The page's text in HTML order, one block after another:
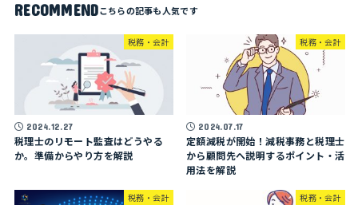
RECOMMEND
税務・会計
2024.12.27
税理士のリモート監査はどうやる
か。準備からやり方を解説
税務・会計
2024.07.17
定額減税が開始！減税事務と税理士
から顧問先へ説明するポイント・活
用法を解説
税務・会計 税務・会計